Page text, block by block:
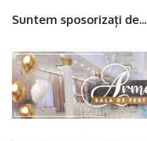
Suntem sposorizați de...